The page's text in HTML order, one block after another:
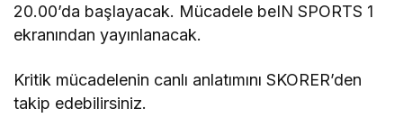
20.00’da başlayacak. Mücadele beIN SPORTS 1
ekranından yayınlanacak.
Kritik mücadelenin canlı anlatımını SKORER’den
takip edebilirsiniz.